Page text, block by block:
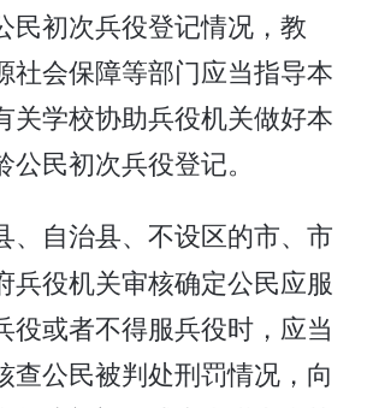
民初次兵役登记情况，教
社会保障等部门应当指导本
关学校协助兵役机关做好本
民初次兵役登记。
、自治县、不设区的市、市
兵役机关审核确定公民应服
役或者不得服兵役时，应当
查公民被判处刑罚情况，向